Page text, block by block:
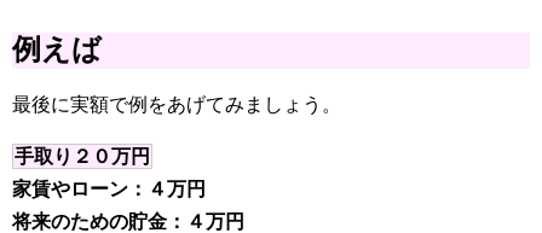
例えば
最後に実額で例をあげてみましょう。
手取り２０万円
家賃やローン：４万円
将来のための貯金：４万円